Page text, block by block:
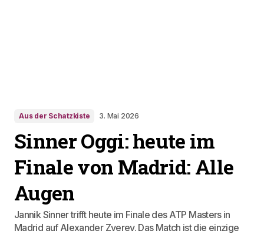
Aus der Schatzkiste 3. Mai 2026
Sinner Oggi: heute im
Finale von Madrid: Alle
Augen
Jannik Sinner trifft heute im Finale des ATP Masters in
Madrid auf Alexander Zverev. Das Match ist die einzige